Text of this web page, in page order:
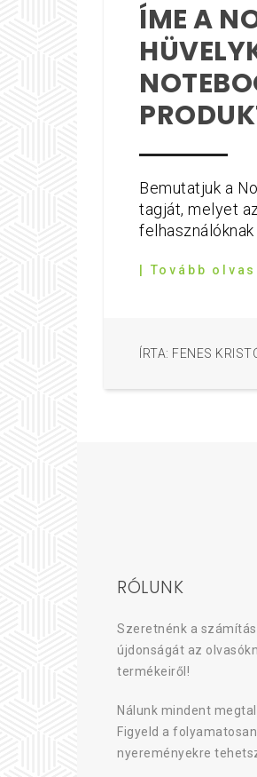
ÍME A
Bemutatjuk a
tagját, melyet
felhasználóknak
| Tovább
ÍRTA: FENES
RÓLUNK
Szeretnénk a
újdonságát az
termékeiről!
Nálunk mindent
Figyeld a
nyereményekre